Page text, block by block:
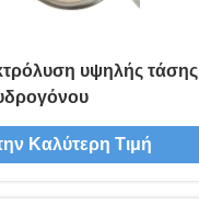
υψηλής
Καλύτερη Τιμή